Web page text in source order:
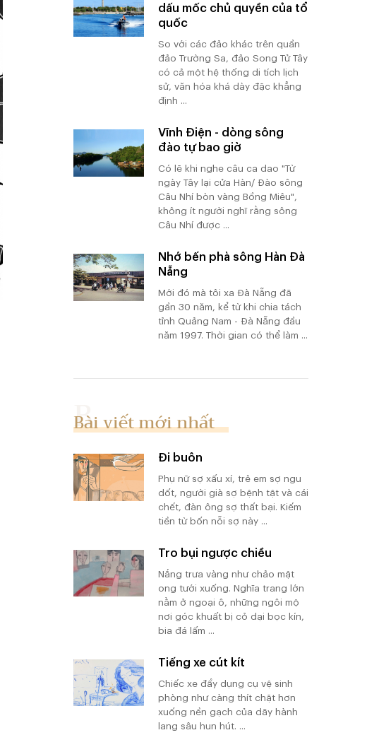
dấu mốc chủ quyền của tổ
quốc
So với các đảo khác trên quần
đảo Trường Sa, đảo Song Tử Tây
có cả một hệ thống di tích lịch
sử, văn hóa khá dày đặc khẳng
định ...
Vĩnh Điện - dòng sông
đào tự bao giờ
Có lẽ khi nghe câu ca dao "Từ
ngày Tây lại cửa Hàn/ Đào sông
Câu Nhí bòn vàng Bồng Miêu",
không ít người nghĩ rằng sông
Câu Nhí được ...
Nhớ bến phà sông Hàn Đà
Nẵng
Mới đó mà tôi xa Đà Nẵng đã
gần 30 năm, kể từ khi chia tách
tỉnh Quảng Nam - Đà Nẵng đầu
năm 1997. Thời gian có thể làm ...
Bài viết mới nhất
Đi buôn
Phụ nữ sợ xấu xí, trẻ em sợ ngu
dốt, người già sợ bệnh tật và cái
chết, đàn ông sợ thất bại. Kiếm
tiền từ bốn nỗi sợ này ...
Tro bụi ngược chiều
Nắng trưa vàng như chảo mật
ong tưới xuống. Nghĩa trang lớn
nằm ở ngoại ô, những ngôi mộ
nơi góc khuất bị cỏ dại bọc kín,
bia đá lấm ...
Tiếng xe cút kít
Chiếc xe đẩy dụng cụ vệ sinh
phòng như càng thít chặt hơn
xuống nền gạch của dãy hành
lang sâu hun hút. ...